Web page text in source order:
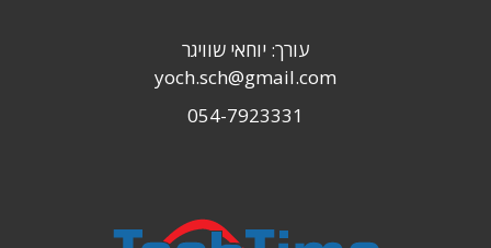
עורך: יוחאי שוויגר
yoch.sch@gmail.com
054-7923331